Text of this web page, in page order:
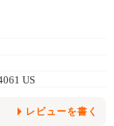
US
レビューを書く